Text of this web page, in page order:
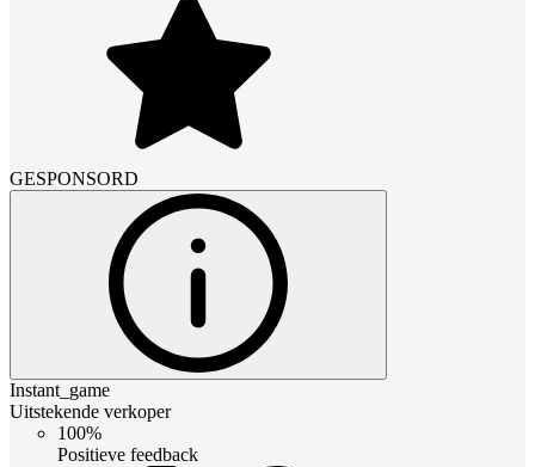
GESPONSORD
Instant_game
Uitstekende verkoper
100%
Positieve feedback